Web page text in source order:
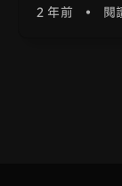
2 年前 • 閱